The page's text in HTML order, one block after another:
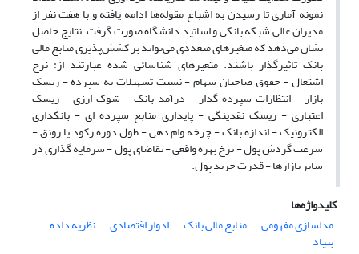
نمونه آماری تا رسیدن به اشباع مقوله‌ها ادامه یافته و با هفت نفر از
مدیران عالی شبکه بانکی و اساتید دانشگاه صورت گرفت. نتایج حاصل
نشان می‌دهد که متغیرهای متعددی می‌تواند بر کشش‌پذیری منابع مالی
بانک تاثیرگذار باشند. متغیرهای شناسائی شده عبارتند از: نرخ
اشتغال - حقوق صاحبان سهام - نسبت تسهیلات به سپرده - ریسک
بازار - انتظارات سپرده گذار - درآمد بانک - شوک ارزی - ریسک
اعتباری - ریسک نقدینگی - پایداری منابع سپرده ای - بانکداری
الکترونیک - اندازه بانک - چرخه وام دهی - طول دوره رکود یا رونق -
سرعت گردش پول - نرخ بهره واقعی - تقاضای پول - سرمایه گذاری در
سایر بازارها - قدرت خرید پول.
کلیدواژه‌ها
مدلسازی مفهومی
منابع مالی بانک ادوار اقتصادی نظریه داده
بنیاد